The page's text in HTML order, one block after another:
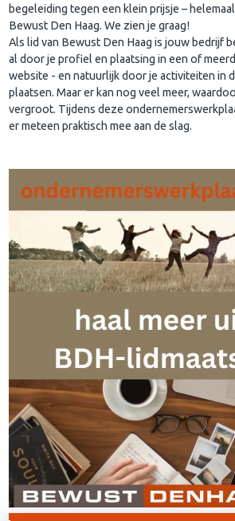
begeleiding tegen een klein prijsje –
Bewust Den Haag. We zien je graag!
Als lid van Bewust Den Haag is jouw bedrijf
al door je profiel en plaatsing in een of
website - en natuurlijk door je activiteiten in
plaatsen. Maar er kan nog veel meer,
vergroot. Tijdens deze
er meteen praktisch mee aan de slag.